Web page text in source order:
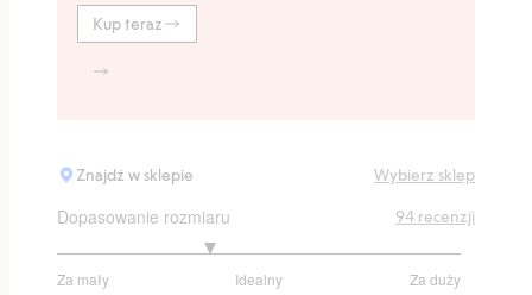
Kup teraz
Znajdź w sklepie Wybierz sklep
Dopasowanie rozmiaru
Za mały Idealny Za duży
na
94 recenzji